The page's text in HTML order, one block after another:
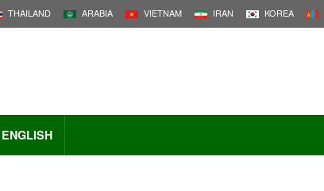
THAILAND ARABIA VIETNAM IRAN KOREA
ENGLISH